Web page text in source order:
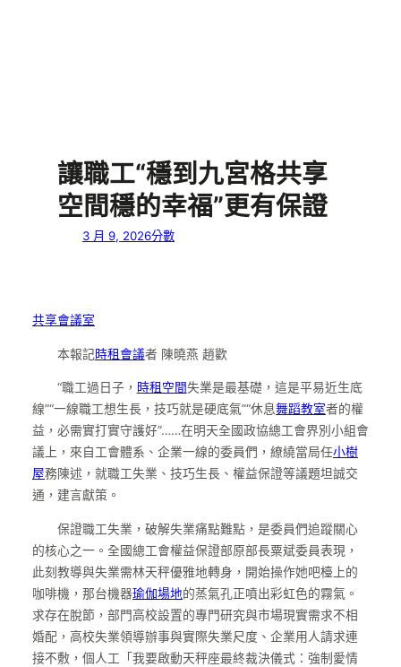
讓職工“穩到九宮格共享
空間穩的幸福”更有保證
3 月 9, 2026分數
共享會議室
本報記時租會議者 陳曉燕 趙歡
“職工過日子， 時租空間失業是最基礎，這是平易近生底
線”“一線職工想生長，技巧就是硬底氣”“休息舞蹈教室者的權
益，必需實打實守護好”……在明天全國政協總工會界別小組會
議上，來自工會體系、企業一線的委員們，繚繞當局任小樹
屋務陳述，就職工失業、技巧生長、權益保證等議題坦誠交
通，建言獻策。
保證職工失業，破解失業痛點難點，是委員們追蹤關心
的核心之一。全國總工會權益保證部原部長粟斌委員表現，
此刻教導與失業需林天秤優雅地轉身，開始操作她吧檯上的
咖啡機，那台機器瑜伽場地的蒸氣孔正噴出彩虹色的霧氣。
求存在脫節，部門高校設置的專門研究與市場現實需求不相
婚配，高校失業領導辦事與實際失業尺度、企業用人請求連
接不敷，個人工「我要啟動天秤座最終裁決儀式：強制愛情